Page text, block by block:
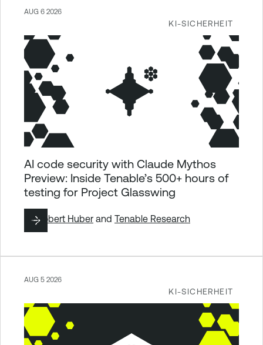
KI-SICHERHEIT
AUG 6 2026
AI code security with Claude Mythos
Preview: Inside Tenable’s 500+ hours of
testing for Project Glasswing
ByRobert Huber and Tenable Research
KI-SICHERHEIT
AUG 5 2026